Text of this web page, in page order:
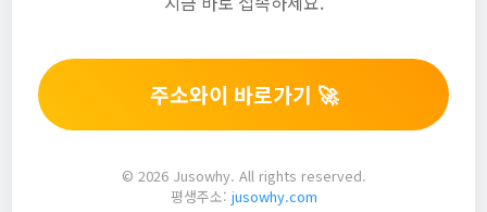
주소와이 바로가기 🚀
© 2026 Jusowhy. All rights reserved.
평생주소: jusowhy.com